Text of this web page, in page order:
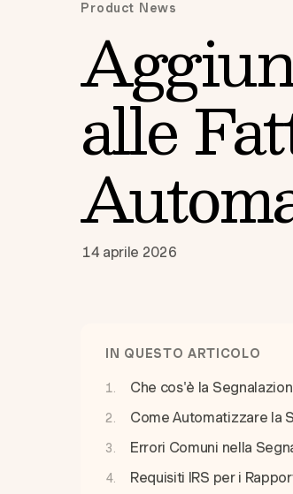
Product News
alle
14 aprile 2026
IN QUESTO ARTICOLO
Che cos'è la
Come Automatizzare la
Errori Comuni nella
Requisiti IRS per i